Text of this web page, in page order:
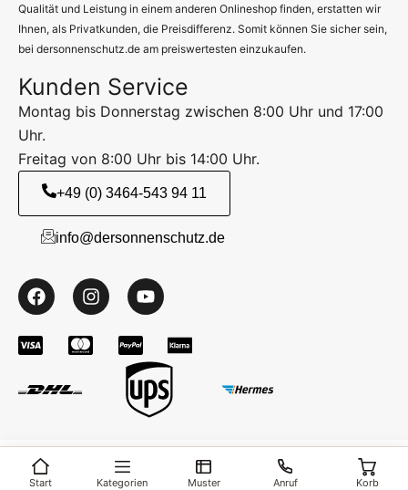
Qualität und Leistung in einem anderen Onlineshop finden, erstatten wir
Ihnen, als Privatkunden, die Preisdifferenz. Somit können Sie sicher sein,
bei dersonnenschutz.de am preiswertesten einzukaufen.
Kunden Service
Montag bis Donnerstag zwischen 8:00 Uhr und 17:00
Uhr.
Freitag von 8:00 Uhr bis 14:00 Uhr.
+49 (0) 3464-543 94 11
info@dersonnenschutz.de
Start Kategorien Muster Anruf Korb